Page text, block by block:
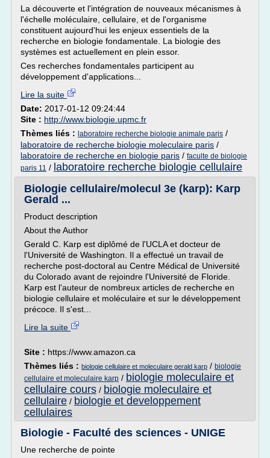
La découverte et l'intégration de nouveaux mécanismes à
l'échelle moléculaire, cellulaire, et de l'organisme
constituent aujourd'hui les enjeux essentiels de la
recherche en biologie fondamentale. La biologie des
systèmes est actuellement en plein essor.
Ces recherches fondamentales participent au
développement d'applications...
Lire la suite
Date: 2017-01-12 09:24:44
Site : http://www.biologie.upmc.fr
Thèmes liés : laboratoire recherche biologie animale paris /
laboratoire de recherche biologie moleculaire paris /
laboratoire de recherche en biologie paris / faculte de biologie
paris 11 / laboratoire recherche biologie cellulaire
Biologie cellulaire/molecul 3e (karp): Karp
Gerald ...
Product description
About the Author
Gerald C. Karp est diplômé de l'UCLA et docteur de
l'Université de Washington. Il a effectué un travail de
recherche post-doctoral au Centre Médical de Université
du Colorado avant de rejoindre l'Université de Floride.
Karp est l'auteur de nombreux articles de recherche en
biologie cellulaire et moléculaire et sur le développement
précoce. Il s'est...
Lire la suite
Site : https://www.amazon.ca
Thèmes liés : biologie cellulaire et moleculaire gerald karp / biologie
cellulaire et moleculaire karp / biologie moleculaire et
cellulaire cours / biologie moleculaire et
cellulaire / biologie et developpement
cellulaires
Biologie - Faculté des sciences - UNIGE
Une recherche de pointe